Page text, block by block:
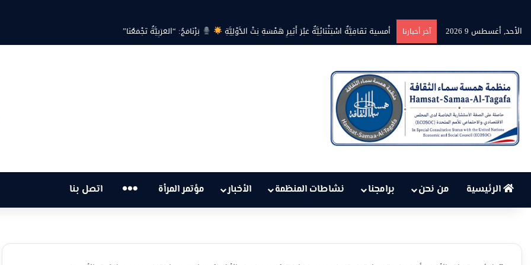
الأحد, أغسطس 9 2026
آخر أخبارنا أمسية ثقَافِيَّةٌ اسْتِثْنَائِيَّةٌ عَبْرَ أَثِيرِ هَمْسَةِ نِتْ الدَّوْلِيَّةِ بَرْنَامَجُ: “العَرَبِيَّةُ تَجْمَعُنَا”
الرئيسية من نحن برامجنا نشاطات المنظمة الأخبار مؤتمر المرأة … اتصل بنا